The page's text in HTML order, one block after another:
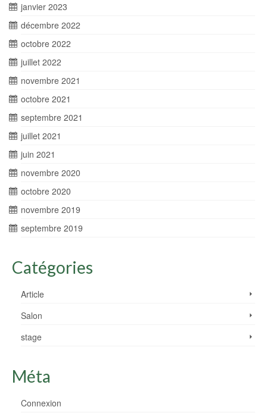
janvier 2023
décembre 2022
octobre 2022
juillet 2022
novembre 2021
octobre 2021
septembre 2021
juillet 2021
juin 2021
novembre 2020
octobre 2020
novembre 2019
septembre 2019
Catégories
Article
Salon
stage
Méta
Connexion